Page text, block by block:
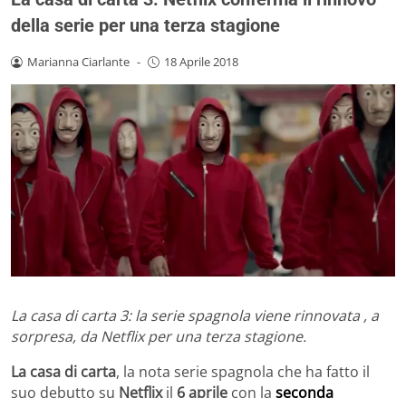
della serie per una terza stagione
Marianna Ciarlante - 18 Aprile 2018
La casa di carta 3: la serie spagnola viene rinnovata , a
sorpresa, da Netflix per una terza stagione.
La casa di carta, la nota serie spagnola che ha fatto il
suo debutto su Netflixil 6 aprile con la seconda